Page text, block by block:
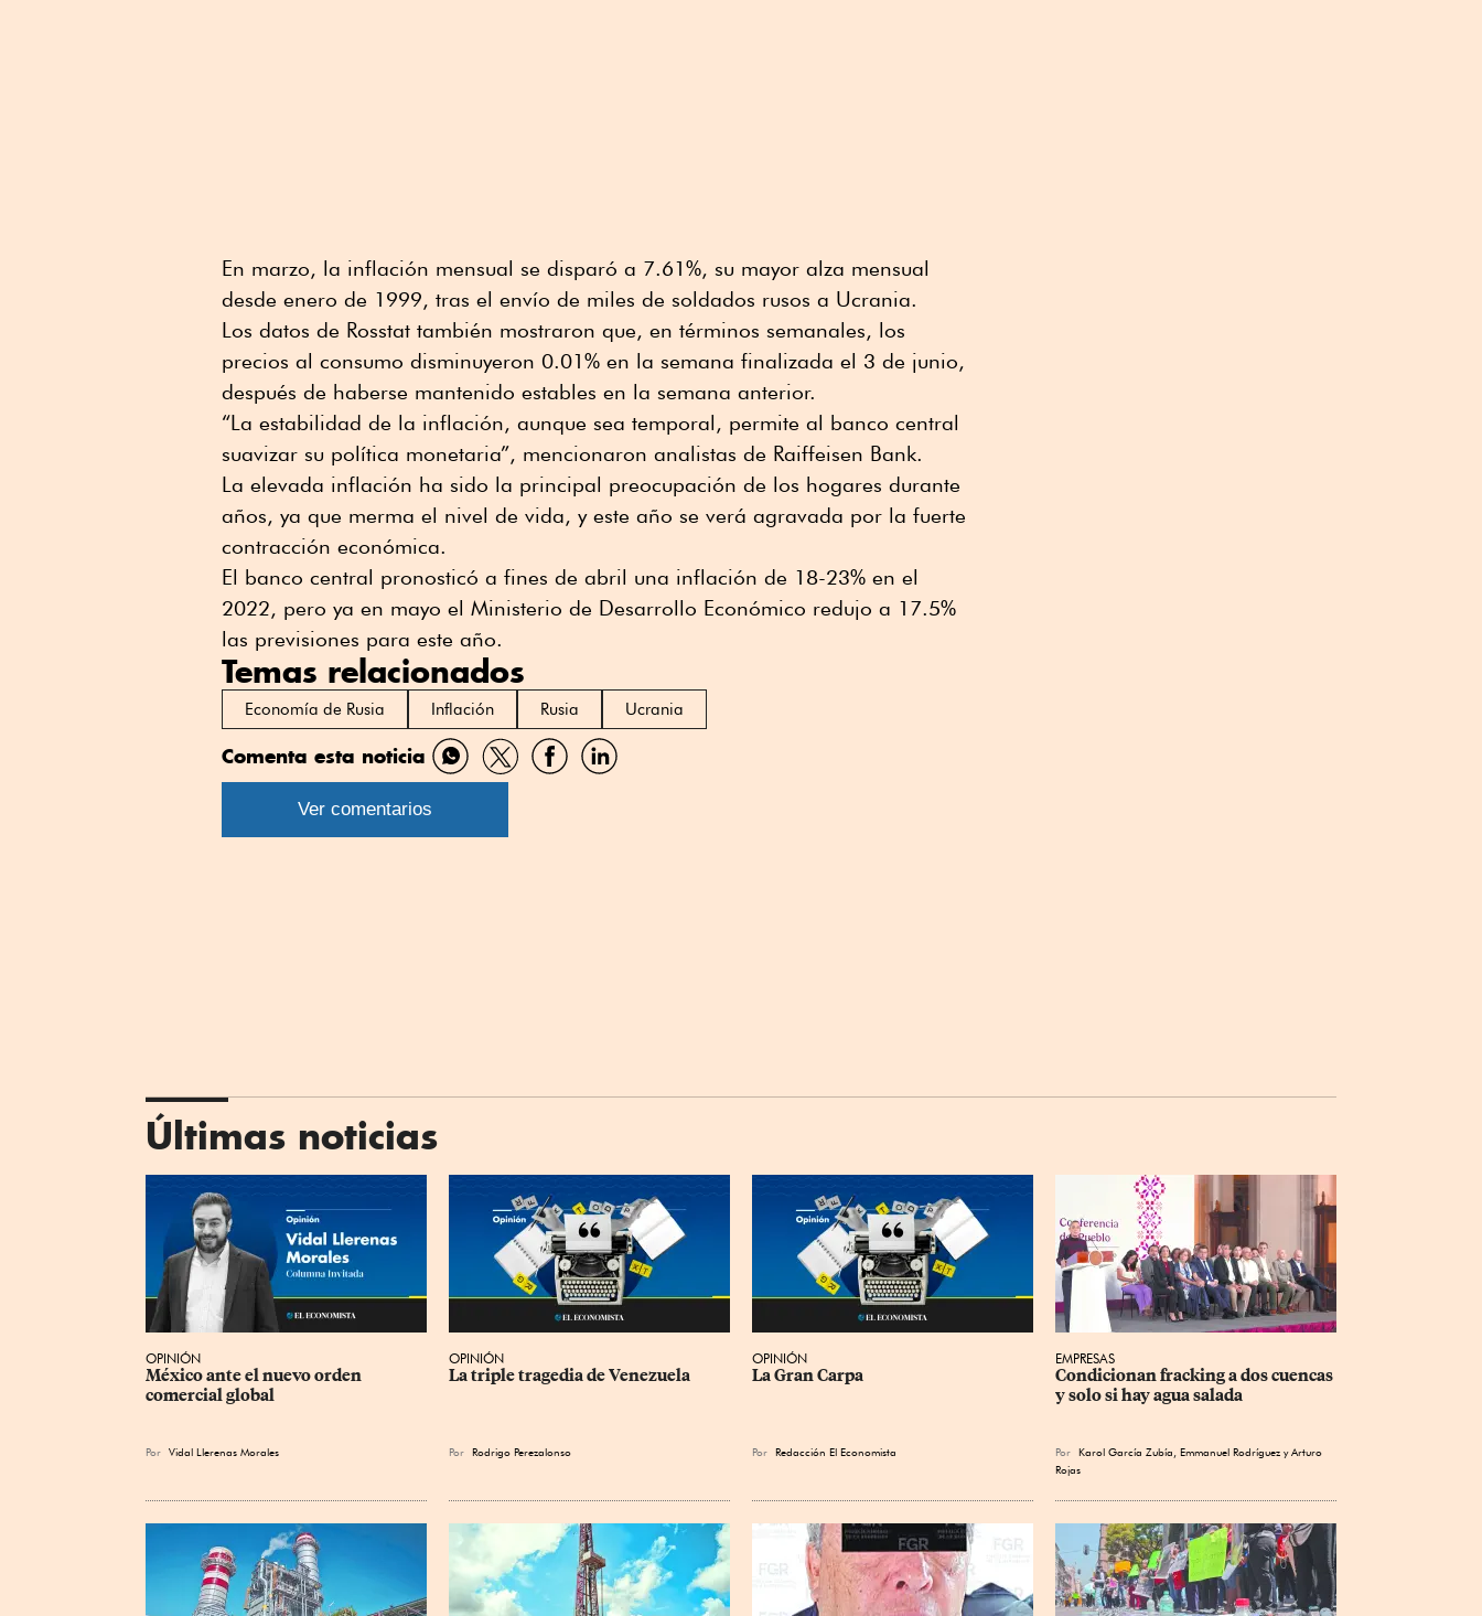
En marzo, la inflación mensual se disparó a 7.61%, su mayor alza mensual
desde enero de 1999, tras el envío de miles de soldados rusos a Ucrania.
Los datos de Rosstat también mostraron que, en términos semanales, los
precios al consumo disminuyeron 0.01% en la semana finalizada el 3 de junio,
después de haberse mantenido estables en la semana anterior.
“La estabilidad de la inflación, aunque sea temporal, permite al banco central
suavizar su política monetaria”, mencionaron analistas de Raiffeisen Bank.
La elevada inflación ha sido la principal preocupación de los hogares durante
años, ya que merma el nivel de vida, y este año se verá agravada por la fuerte
contracción económica.
El banco central pronosticó a fines de abril una inflación de 18-23% en el
2022, pero ya en mayo el Ministerio de Desarrollo Económico redujo a 17.5%
las previsiones para este año.
Temas relacionados
Economía de Rusia Inflación Rusia Ucrania
Comenta esta noticia
Compartir
por
Compartir
por
CompartirCompartir
Ver comentarios
Últimas noticias
OPINIÓN
México ante el nuevo orden
comercial global
Por Vidal Llerenas Morales
OPINIÓN
La triple tragedia de Venezuela
Por Rodrigo Perezalonso
OPINIÓN
La Gran Carpa
Por Redacción El Economista
EMPRESAS
Condicionan fracking a dos cuencas
y solo si hay agua salada
Por Karol García Zubía Emmanuel Rodríguez yArturo
Rojas